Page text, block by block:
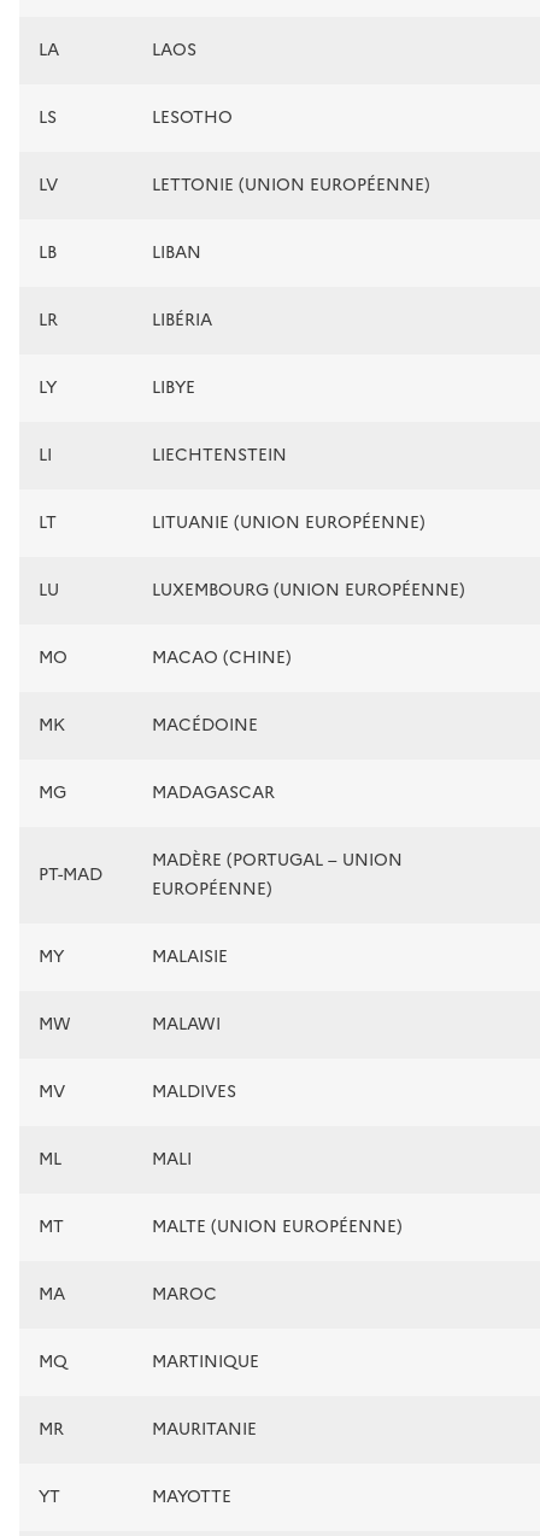
LA LAOS
LS LESOTHO
LV LETTONIE (UNION EUROPÉENNE)
LB LIBAN
LR LIBÉRIA
LY LIBYE
LI LIECHTENSTEIN
LT LITUANIE (UNION EUROPÉENNE)
LU LUXEMBOURG (UNION EUROPÉENNE)
MO MACAO (CHINE)
MK MACÉDOINE
MG MADAGASCAR
PT-MAD
MADÈRE (PORTUGAL – UNION
EUROPÉENNE)
MY MALAISIE
MW MALAWI
MV MALDIVES
ML MALI
MT MALTE (UNION EUROPÉENNE)
MA MAROC
MQ MARTINIQUE
MR MAURITANIE
YT MAYOTTE